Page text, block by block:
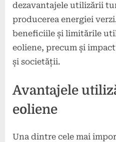
dezavantajele utilizării
producerea energiei
beneficiile și limitările
eoliene, precum și
și societății.
Avantajele
eoliene
Una dintre cele mai